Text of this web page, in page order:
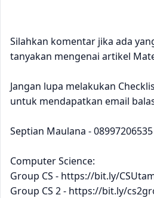
Silahkan komentar jika ada
tanyakan mengenai artikel
Jangan lupa melakukan
untuk mendapatkan email
Septian Maulana -
Computer Science:
Group CS - https://bit.ly/
Group CS 2 - https://bit.ly/